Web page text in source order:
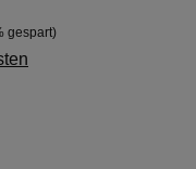
gespart)